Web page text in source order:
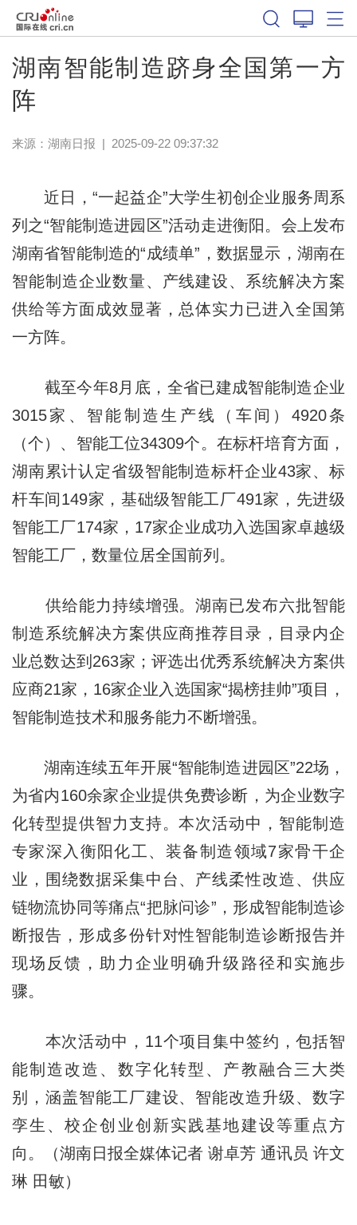
湖南智能制造跻身全国第一方
阵
来源： 湖南日报 | 2025-09-22 09:37:32
近日，“一起益企”大学生初创企业服务周系
列之“智能制造进园区”活动走进衡阳。会上发布
湖南省智能制造的“成绩单”，数据显示，湖南在
智能制造企业数量、产线建设、系统解决方案
供给等方面成效显著，总体实力已进入全国第
一方阵。
截至今年8月底，全省已建成智能制造企业
3015家、智能制造生产线（车间）4920条
（个）、智能工位34309个。在标杆培育方面，
湖南累计认定省级智能制造标杆企业43家、标
杆车间149家，基础级智能工厂491家，先进级
智能工厂174家，17家企业成功入选国家卓越级
智能工厂，数量位居全国前列。
供给能力持续增强。湖南已发布六批智能
制造系统解决方案供应商推荐目录，目录内企
业总数达到263家；评选出优秀系统解决方案供
应商21家，16家企业入选国家“揭榜挂帅”项目，
智能制造技术和服务能力不断增强。
湖南连续五年开展“智能制造进园区”22场，
为省内160余家企业提供免费诊断，为企业数字
化转型提供智力支持。本次活动中，智能制造
专家深入衡阳化工、装备制造领域7家骨干企
业，围绕数据采集中台、产线柔性改造、供应
链物流协同等痛点“把脉问诊”，形成智能制造诊
断报告，形成多份针对性智能制造诊断报告并
现场反馈，助力企业明确升级路径和实施步
骤。
本次活动中，11个项目集中签约，包括智
能制造改造、数字化转型、产教融合三大类
别，涵盖智能工厂建设、智能改造升级、数字
孪生、校企创业创新实践基地建设等重点方
向。（湖南日报全媒体记者 谢卓芳 通讯员 许文
琳 田敏）